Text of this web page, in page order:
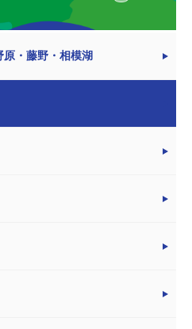
原・藤野・相模湖